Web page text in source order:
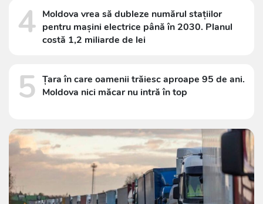
4 Moldova vrea să dubleze numărul stațiilor
pentru mașini electrice până în 2030. Planul
costă 1,2 miliarde de lei
5 Țara în care oamenii trăiesc aproape 95 de ani.
Moldova nici măcar nu intră în top